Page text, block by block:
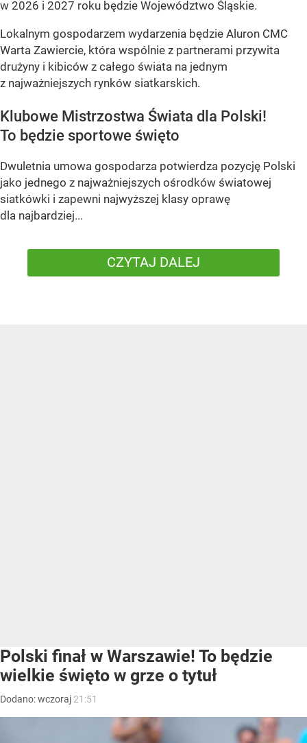
w 2026 i 2027 roku będzie Województwo Śląskie.
Lokalnym gospodarzem wydarzenia będzie Aluron CMC
Warta Zawiercie, która wspólnie z partnerami przywita
drużyny i kibiców z całego świata na jednym
z najważniejszych rynków siatkarskich.
Klubowe Mistrzostwa Świata dla Polski!
To będzie sportowe święto
Dwuletnia umowa gospodarza potwierdza pozycję Polski
jako jednego z najważniejszych ośrodków światowej
siatkówki i zapewni najwyższej klasy oprawę
dla najbardziej...
CZYTAJ DALEJ
Polski finał w Warszawie! To będzie
wielkie święto w grze o tytuł
Dodano:wczoraj 21:51